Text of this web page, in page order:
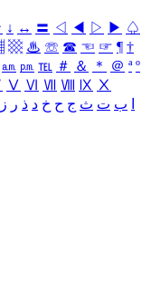
↓ ↔ 〓 ◁ ◀ ▷ ▶ ♤
▩ ♨ ☏ ☎ ☜ ☞ ¶ †
㏂ ㏘ ℡ ＃ ＆ ＊ ＠ ª º
Ⅴ Ⅵ Ⅶ Ⅷ Ⅸ Ⅹ
ب ت ث ج ح خ د ذ ر ز